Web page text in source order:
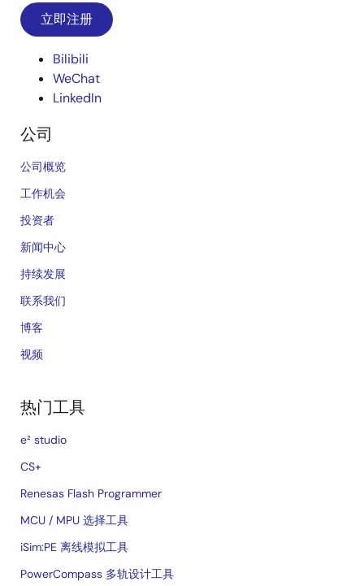
立即注册
Bilibili
WeChat
LinkedIn
公司
公司概览
工作机会
投资者
新闻中心
持续发展
联系我们
博客
视频
热门工具
e² studio
CS+
Renesas Flash Programmer
MCU / MPU 选择工具
iSim:PE 离线模拟工具
PowerCompass 多轨设计工具